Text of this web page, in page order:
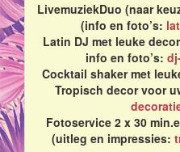
LivemuziekDuo (naar
(info en foto’s:
Latin DJ met leuke
info en foto’s:
Cocktail shaker met
Tropisch decor voor
Fotoservice 2 x 30
(uitleg en impressies: